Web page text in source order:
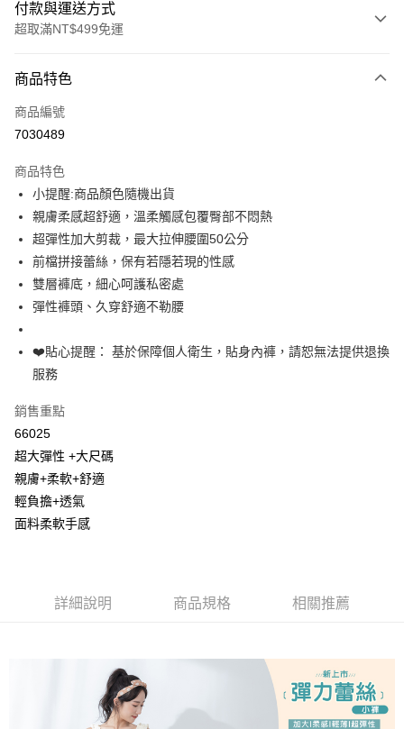
付款與運送方式
超取滿NT$499免運
信用卡一次付款
超商取貨付款
Apple Pay
街口支付
悠遊付
全盈+PAY
相關說明
【大哥付你分期使用說明】
1.本服務由台灣大哥大提供，台灣大哥大用戶可立即使用無須另外申請。
流程，驗證手機門號後，選擇欲分期的期數、繳款截止日，確認付款後即完
成交易。
4.訂單成立30分鐘內，如未前往確認交易或遇審核未通過，訂單將自動取
消。如遇「轉專審核」未通過狀況，表示未達大哥付你分期系統評分，恕無
法說明評估內容。
【繳款方式說明】
1.分期款項不併入電信帳單，「大哥付你分期」於每月結算日後寄送繳費提
【注意事項】
買賣價金債權讓與本公司後，依約使用本公司帳單繳交帳款。
2.基於同意付款使用「大哥付你分期」之契約關係目的，商店將以您的個人
資料（包含姓名、電話或地址）提供予台灣大哥大進項蒐集、處理及利用，
由本公司與您本人進行分期帳單所需資料之確認、核對及更正。
3.完整用戶服務條款，請詳閱以下連結：
https://oppay.tw/userRule
AFTEE先享後付
【關於「AFTEE先享後付」】
AFTEE先享後付是「在收到商品之後才付款」的支付方式。 讓您購物簡單
便利好安心！
１．簡單：不需註冊會員、不需綁卡、不需儲值。
２．便利：只要手機號碼，簡訊認證，即可結帳。
３．安心：先確認商品／服務後，再付款。
３．收到繳費通知簡訊後14天內，點擊此簡訊中的連結，可透過四大超商／
※ 交易是否成功請以「AFTEE先享後付 」之結帳頁面顯示為準，若有關於
是否繳費成功／繳費後需取消欲退款等相關疑問，請聯繫「AFTEE先享後付
https://netprotections.freshdesk.com/support/home
Hami Point
相關說明
「Hami Point」為中華電信所提供之點數服務，可於會員專區綁定中華電信
會員帳號後，即可在購物車使用 Hami Point 折抵消費金額 (1點等於1元)。
貨到付款
全家取貨付款
每筆NT$80，滿NT$499(含以上)免運費
萊爾富取貨付款
商品特色
商品編號
7030489
商品特色
小提醒:商品顏色隨機出貨
親膚柔感超舒適，溫柔觸感包覆臀部不悶熱
超彈性加大剪裁，最大拉伸腰圍50公分
前檔拼接蕾絲，保有若隱若現的性感
雙層褲底，細心呵護私密處
彈性褲頭、久穿舒適不勒腰
❤️貼心提醒： 基於保障個人衛生，貼身內褲，請恕無法提供退換
服務
銷售重點
66025
超大彈性 +大尺碼
親膚+柔軟+舒適
輕負擔+透氣
面料柔軟手感
詳細說明 商品規格 相關推薦